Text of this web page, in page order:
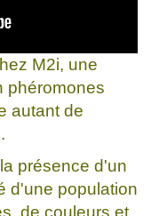
M2i, une
phéromones
autant de
présence d'un
d'une population
de couleurs et